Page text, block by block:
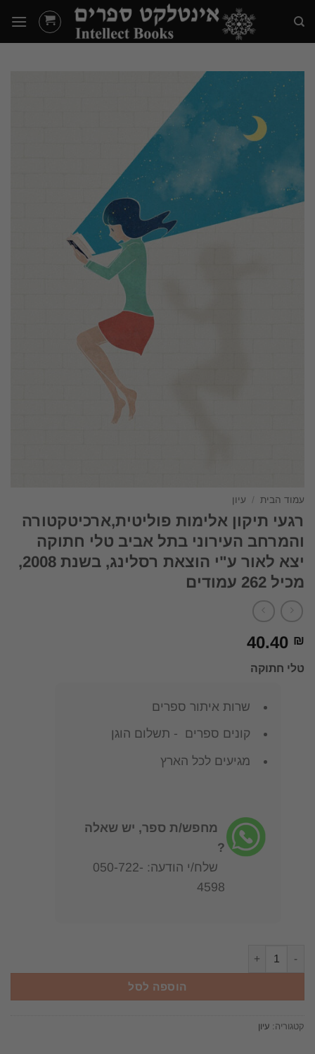
content
עמוד הבית / עיון
רגעי תיקון אלימות פוליטית,ארכיטקטורה
והמרחב העירוני בתל אביב טלי חתוקה
יצא לאור ע"י הוצאת רסלינג, בשנת 2008,
מכיל 262 עמודים
40.40 ₪
טלי חתוקה
שרות איתור ספרים
קונים ספרים - תשלום הוגן
מגיעים לכל הארץ
מחפש/ת ספר, יש שאלה
?
שלח/י הודעה: 050-722-
4598
הוספה לסל
קטגוריה: עיון